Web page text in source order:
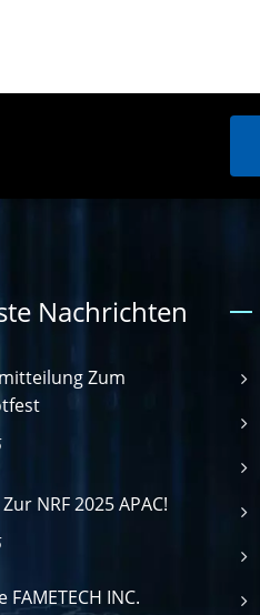
Nachrichten
Zum
NRF 2025 APAC!
FAMETECH INC.